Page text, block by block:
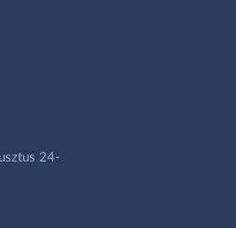
24-